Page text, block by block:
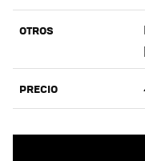
OTROS
PRECIO